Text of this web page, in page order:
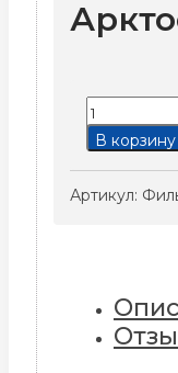
Количество
товара
ФБО
1000x500
В корзину
Артикул: